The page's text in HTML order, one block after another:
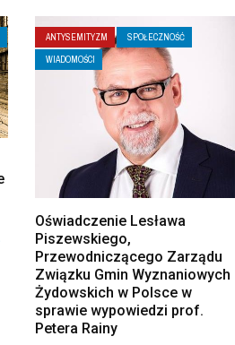
ANTYSEMITYZM
SPOŁECZNOŚĆ
WIADOMOŚCI
Oświadczenie Lesława
Piszewskiego,
Przewodniczącego Zarządu
Związku Gmin Wyznaniowych
Żydowskich w Polsce w
sprawie wypowiedzi prof.
Petera Rainy